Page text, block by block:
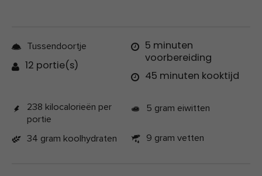
Tussendoortje
12 portie(s)
5 minuten
voorbereiding
45 minuten kooktijd
238 kilocalorieën per
portie
5 gram eiwitten
34 gram koolhydraten 9 gram vetten